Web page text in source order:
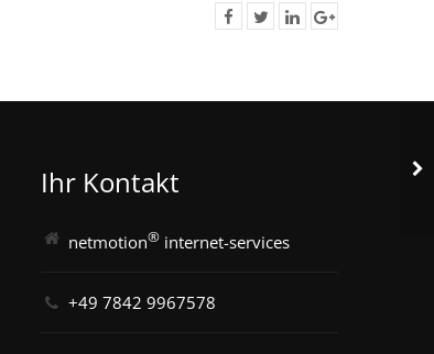
Ihr Kontakt
netmotion® internet-services
+49 7842 9967578